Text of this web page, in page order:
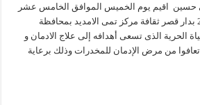
حسين اقيم يوم الخميس الموافق الخامس عشر
من شهر ديسمبر عام 2022 بدار قصر ثقافة مركز تمى الامديد بمحافظة
الحرية الذى تسعى أهدافه إلى علاج الادمان و
من مرض الإدمان للمخدرات وذلك برعاية